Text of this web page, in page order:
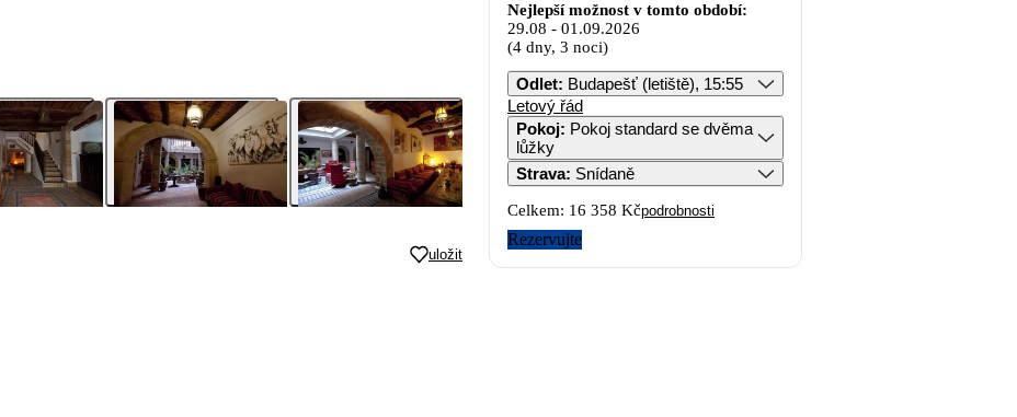
uložit
Nejlepší možnost v tomto období:
29.08 - 01.09.2026
(4 dny, 3 noci)
Odlet: Budapešť (letiště), 15:55
Letový řád
Pokoj: Pokoj standard se dvěma
lůžky
Strava: Snídaně
Celkem: 16 358 Kčpodrobnosti
Rezervujte